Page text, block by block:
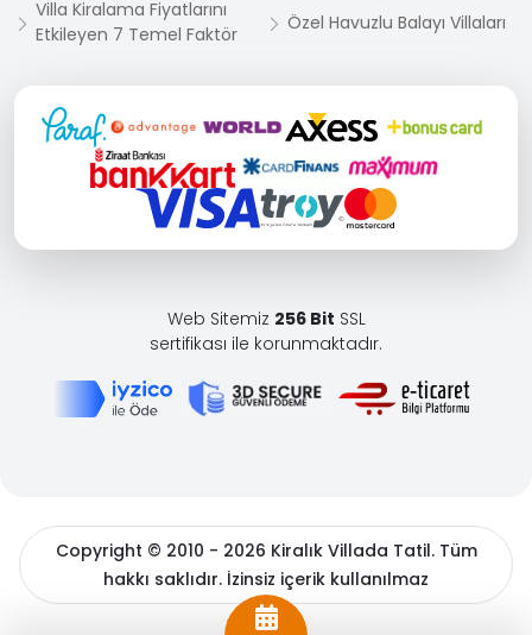
Villa Kiralama Fiyatlarını
Etkileyen 7 Temel Faktör
Özel Havuzlu Balayı Villaları
Web Sitemiz 256 Bit SSL
sertifikası ile korunmaktadır.
Copyright © 2010 - 2026 Kiralık Villada Tatil. Tüm
hakkı saklıdır. İzinsiz içerik kullanılmaz
BöcekSoft